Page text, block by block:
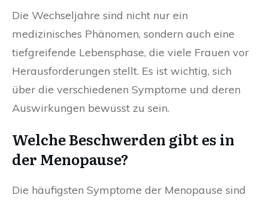
Die Wechseljahre sind nicht nur ein
medizinisches Phänomen, sondern auch eine
tiefgreifende Lebensphase, die viele Frauen vor
Herausforderungen stellt. Es ist wichtig, sich
über die verschiedenen Symptome und deren
Auswirkungen bewusst zu sein.
Welche Beschwerden gibt es in
der Menopause?
Die häufigsten Symptome der Menopause sind